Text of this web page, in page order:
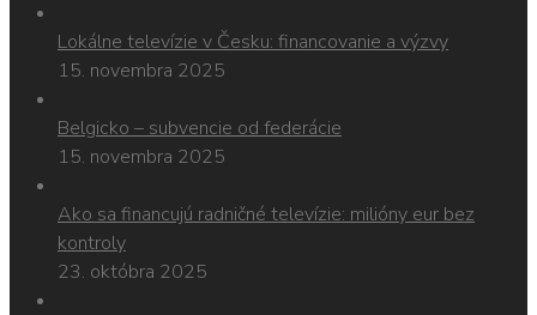
Lokálne televízie v Česku: financovanie a výzvy
15. novembra 2025
Belgicko – subvencie od federácie
15. novembra 2025
Ako sa financujú radničné televízie: milióny eur bez
kontroly
23. októbra 2025